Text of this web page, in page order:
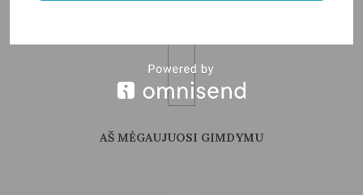
AŠ MĖGAUJUOSI GIMDYMU